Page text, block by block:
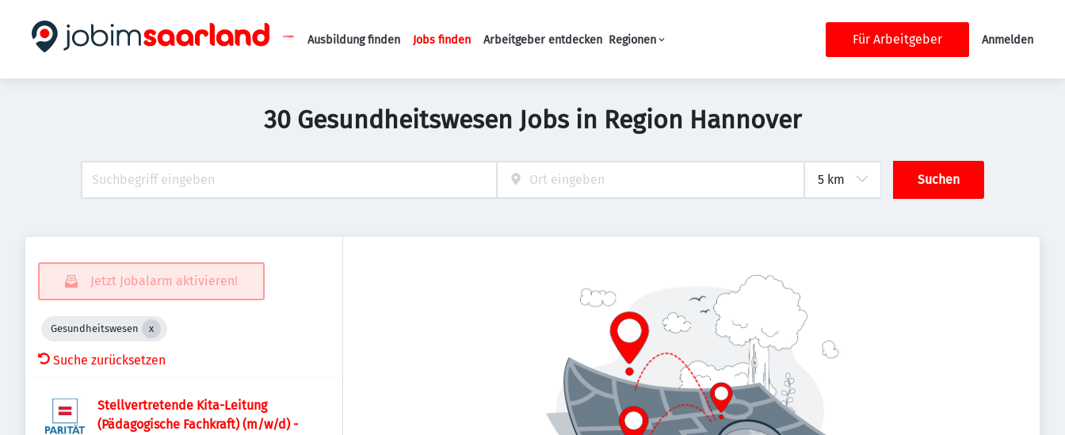
Haupt-Navigation
Ausbildung finden Jobs finden Arbeitgeber entdecken Regionen Für Arbeitgeber Anmelden
30 Gesundheitswesen Jobs in Region Hannover
Suchen
Jetzt Jobalarm aktivieren!
Gesundheitswesen
Suche zurücksetzen
Stellvertretende Kita-Leitung
(Pädagogische Fachkraft) (m/w/d) -